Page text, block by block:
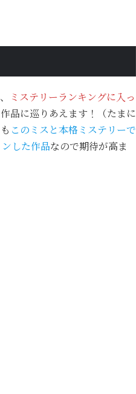
ミステリーランキングに入っ
品に巡りあえます！（たまに
も このミスと本格ミステリーで
した作品なので期待が高ま